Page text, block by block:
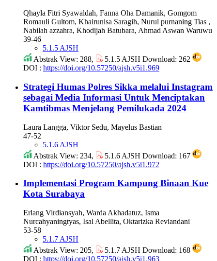
Qhayla Fitri Syawaldah, Fanna Oha Damanik, Gomgom
Romauli Gultom, Khairunisa Saragih, Nurul purnaning Tias ,
Nabilah azzahra, Khodijah Batubara, Ahmad Aswan Waruwu
39-46
5.1.5 AJSH
Abstrak View: 288,
5.1.5 AJSH Download: 262
DOI : https://doi.org/10.57250/ajsh.v5i1.969
Strategi Humas Polres Sikka melalui Instagram
sebagai Media Informasi Untuk Menciptakan
Kamtibmas Menjelang Pemilukada 2024
Laura Langga, Viktor Sedu, Mayelus Bastian
47-52
5.1.6 AJSH
Abstrak View: 234,
5.1.6 AJSH Download: 167
DOI : https://doi.org/10.57250/ajsh.v5i1.972
Implementasi Program Kampung Binaan Kue
Kota Surabaya
Erlang Virdiansyah, Warda Akhadatuz, Isma
Nurcahyaningtyas, Isal Abellita, Oktarizka Reviandani
53-58
5.1.7 AJSH
Abstrak View: 205,
5.1.7 AJSH Download: 168
DOI : https://doi.org/10.57250/ajsh.v5i1.963